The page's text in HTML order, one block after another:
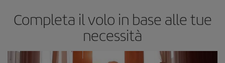
Completa il volo in base alle tue
necessità